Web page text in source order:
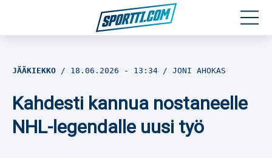
Jalkapallo
JÄÄKIEKKO 18.06.2026 - 13:34 JONI AHOKAS
Kahdesti kannua nostaneelle
NHL-legendalle uusi työ